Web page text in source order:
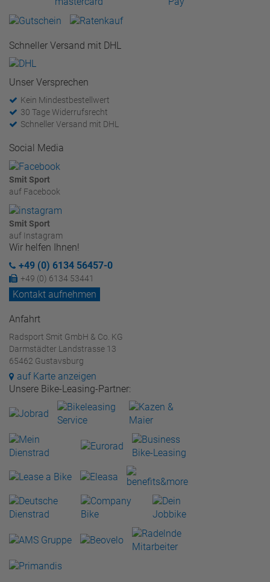
Schneller Versand mit DHL
Unser Versprechen
Kein Mindestbestellwert
30 Tage Widerrufsrecht
Schneller Versand mit DHL
Social Media
Smit Sport
auf Facebook
Smit Sport
auf Instagram
Wir helfen Ihnen!
+49 (0) 6134 56457-0
+49 (0) 6134 53441
Kontakt aufnehmen
Anfahrt
Radsport Smit GmbH & Co. KG
Darmstädter Landstrasse 13
65462 Gustavsburg
auf Karte anzeigen
Unsere Bike-Leasing-Partner: